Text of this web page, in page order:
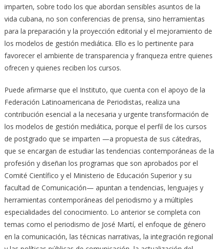
imparten, sobre todo los que abordan sensibles asuntos de la
vida cubana, no son conferencias de prensa, sino herramientas
para la preparación y la proyección editorial y el mejoramiento de
los modelos de gestión mediática. Ello es lo pertinente para
favorecer el ambiente de transparencia y franqueza entre quienes
ofrecen y quienes reciben los cursos.
Puede afirmarse que el Instituto, que cuenta con el apoyo de la
Federación Latinoamericana de Periodistas, realiza una
contribución esencial a la necesaria y urgente transformación de
los modelos de gestión mediática, porque el perfil de los cursos
de postgrado que se imparten —a propuesta de sus cátedras,
que se encargan de estudiar las tendencias contemporáneas de la
profesión y diseñan los programas que son aprobados por el
Comité Científico y el Ministerio de Educación Superior y su
facultad de Comunicación— apuntan a tendencias, lenguajes y
herramientas contemporáneas del periodismo y a múltiples
especialidades del conocimiento. Lo anterior se completa con
temas como el periodismo de José Martí, el enfoque de género
en la comunicación, las técnicas narrativas, la integración regional